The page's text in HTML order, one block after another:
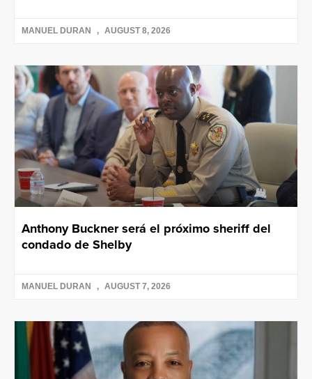
MANUEL DURAN AUGUST 8, 2026
Anthony Buckner será el próximo sheriff del
condado de Shelby
MANUEL DURAN AUGUST 7, 2026